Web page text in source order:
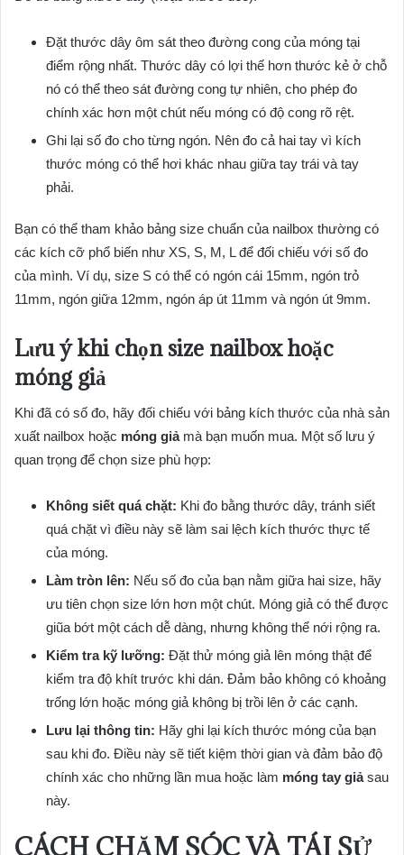
Đặt thước dây ôm sát theo đường cong của móng tại
điểm rộng nhất. Thước dây có lợi thế hơn thước kẻ ở chỗ
nó có thể theo sát đường cong tự nhiên, cho phép đo
chính xác hơn một chút nếu móng có độ cong rõ rệt.
Ghi lại số đo cho từng ngón. Nên đo cả hai tay vì kích
thước móng có thể hơi khác nhau giữa tay trái và tay
phải.
Bạn có thể tham khảo bảng size chuẩn của nailbox thường có
các kích cỡ phổ biến như XS, S, M, L để đối chiếu với số đo
của mình. Ví dụ, size S có thể có ngón cái 15mm, ngón trỏ
11mm, ngón giữa 12mm, ngón áp út 11mm và ngón út 9mm.
Lưu ý khi chọn size nailboxhoặc
móng giả
Khi đã có số đo, hãy đối chiếu với bảng kích thước của nhà sản
xuất nailbox hoặc móng giảmà bạn muốn mua. Một số lưu ý
quan trọng để chọn size phù hợp:
Không siết quá chặt: Khi đo bằng thước dây, tránh siết
quá chặt vì điều này sẽ làm sai lệch kích thước thực tế
của móng.
Làm tròn lên: Nếu số đo của bạn nằm giữa hai size, hãy
ưu tiên chọn size lớn hơn một chút. Móng giả có thể được
giũa bớt một cách dễ dàng, nhưng không thể nới rộng ra.
Kiểm tra kỹ lưỡng: Đặt thử móng giả lên móng thật để
kiểm tra độ khít trước khi dán. Đảm bảo không có khoảng
trống lớn hoặc móng giả không bị trồi lên ở các cạnh.
Lưu lại thông tin: Hãy ghi lại kích thước móng của bạn
sau khi đo. Điều này sẽ tiết kiệm thời gian và đảm bảo độ
chính xác cho những lần mua hoặc làm móng tay giảsau
này.
CÁCH CHĂM SÓC VÀ TÁI SỬ